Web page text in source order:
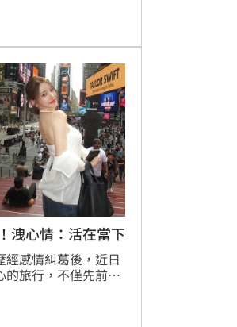
歲就奉子成婚的往
洩心情：活在當下
經感情糾葛後，近日
的旅行，不僅先前親
球影城遊玩。最近